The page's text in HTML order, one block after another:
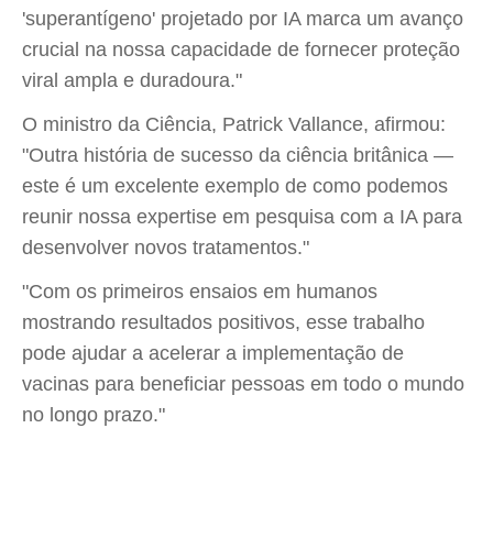
'superantígeno' projetado por IA marca um avanço
crucial na nossa capacidade de fornecer proteção
viral ampla e duradoura."
O ministro da Ciência, Patrick Vallance, afirmou:
"Outra história de sucesso da ciência britânica —
este é um excelente exemplo de como podemos
reunir nossa expertise em pesquisa com a IA para
desenvolver novos tratamentos."
"Com os primeiros ensaios em humanos
mostrando resultados positivos, esse trabalho
pode ajudar a acelerar a implementação de
vacinas para beneficiar pessoas em todo o mundo
no longo prazo."